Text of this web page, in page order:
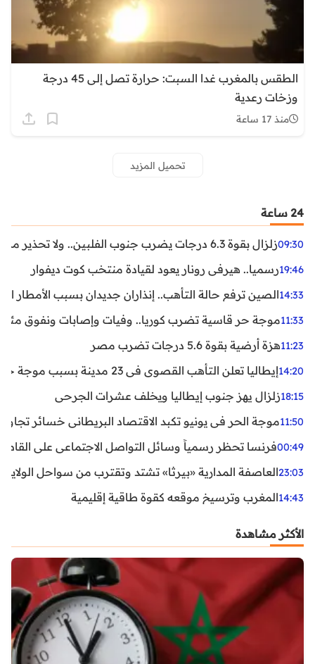
الطقس بالمغرب غدا السبت: حرارة تصل إلى 45 درجة
وزخات رعدية
منذ 17 ساعة
تحميل المزيد
24 ساعة
09:30زلزال بقوة 6.3 درجات يضرب جنوب الفلبين.. ولا تحذير من تسونامي حتى الآن
19:46رسميا.. هيرفي رونار يعود لقيادة منتخب كوت ديفوار
14:33الصين ترفع حالة التأهب.. إنذاران جديدان بسبب الأمطار
11:33موجة حر قاسية تضرب كوريا.. وفيات وإصابات ونفوق مئات
11:23هزة أرضية بقوة 5.6 درجات تضرب مصر
14:20إيطاليا تعلن التأهب القصوى في 23 مدينة بسبب موجة حر شديدة
18:15زلزال يهز جنوب إيطاليا ويخلف عشرات الجرحى
11:50موجة الحر في يونيو تكبد الاقتصاد البريطاني خسائر تجاوزت 1.5 مليار
00:49فرنسا تحظر رسمياً وسائل التواصل الاجتماعي على القاصرين
23:03العاصفة المدارية «بيرثا» تشتد وتقترب من سواحل
14:43المغرب وترسيخ موقعه كقوة طاقية إقليمية
الأكثر مشاهدة